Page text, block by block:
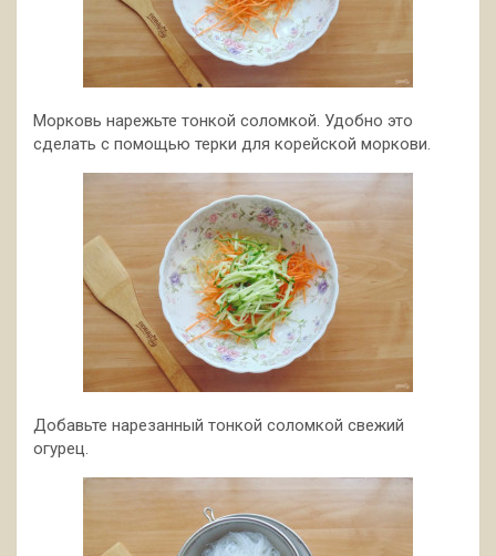
Морковь нарежьте тонкой соломкой. Удобно это
сделать с помощью терки для корейской моркови.
Добавьте нарезанный тонкой соломкой свежий
огурец.